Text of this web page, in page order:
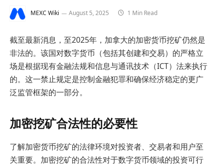
MEXC Wiki August 5, 2025 1 Min Read
截至最新消息，至2025年，加拿大的加密货币挖矿仍然是
非法的。该国对数字货币（包括其创建和交易）的严格立
场是根据现有金融法规和信息与通讯技术（ICT）法来执行
的。这一禁止规定是控制金融犯罪和确保经济稳定的更广
泛监管框架的一部分。
加密挖矿合法性的必要性
了解加密货币挖矿的法律环境对投资者、交易者和用户至
关重要。加密挖矿的合法性对于数字货币领域的投资可行